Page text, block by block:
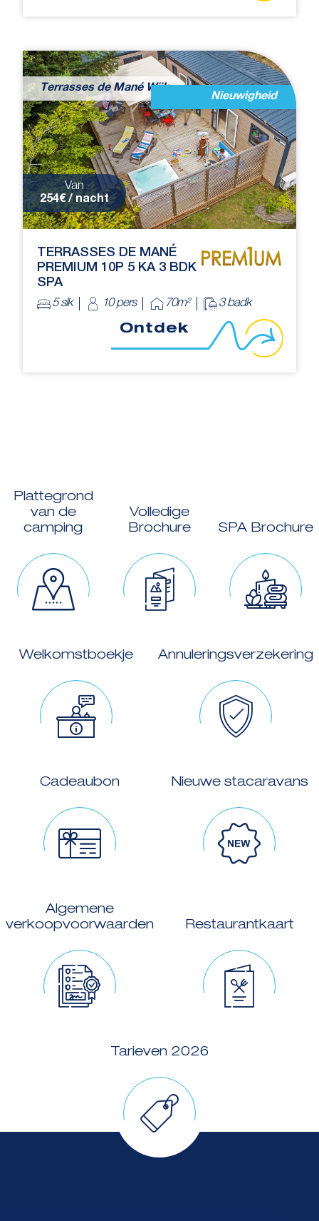
Terrasses de Mané Wijk
Nieuwigheid
Van
254€ / nacht
TERRASSES DE MANÉ
PREMIUM 10P 5 KA 3 BDK
SPA
5 slk 10 pers 70m² 3 badk
Ontdek
Plattegrond
van de
camping
Volledige
Brochure
SPA Brochure
Welkomstboekje Annuleringsverzekering
Cadeaubon Nieuwe stacaravans
Algemene
verkoopvoorwaarden
Restaurantkaart
Tarieven 2026